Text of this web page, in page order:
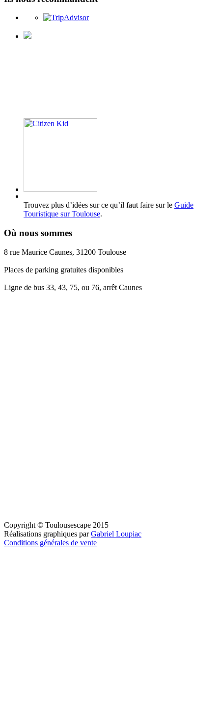
Trouvez plus d’idées sur ce qu’il faut faire sur le Guide
Touristique sur Toulouse.
Où nous sommes
8 rue Maurice Caunes, 31200 Toulouse
Places de parking gratuites disponibles
Ligne de bus 33, 43, 75, ou 76, arrêt Caunes
Copyright © Toulousescape 2015
Réalisations graphiques parGabriel Loupiac
Conditions générales de vente